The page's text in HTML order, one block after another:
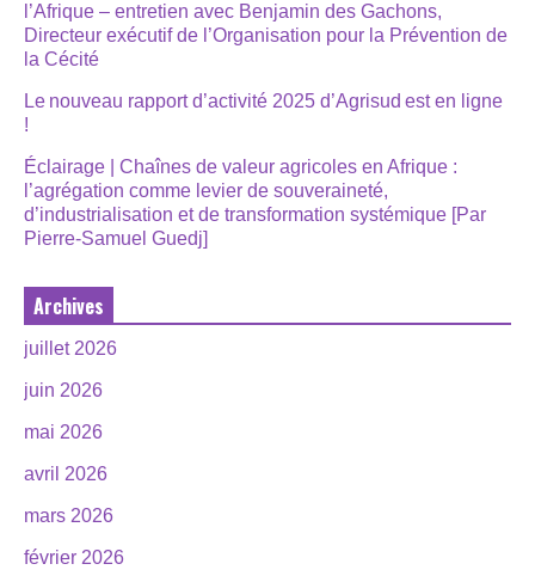
l’Afrique – entretien avec Benjamin des Gachons,
Directeur exécutif de l’Organisation pour la Prévention de
la Cécité
Le nouveau rapport d’activité 2025 d’Agrisud est en ligne
!
Éclairage | Chaînes de valeur agricoles en Afrique :
l’agrégation comme levier de souveraineté,
d’industrialisation et de transformation systémique [Par
Pierre-Samuel Guedj]
Archives
juillet 2026
juin 2026
mai 2026
avril 2026
mars 2026
février 2026